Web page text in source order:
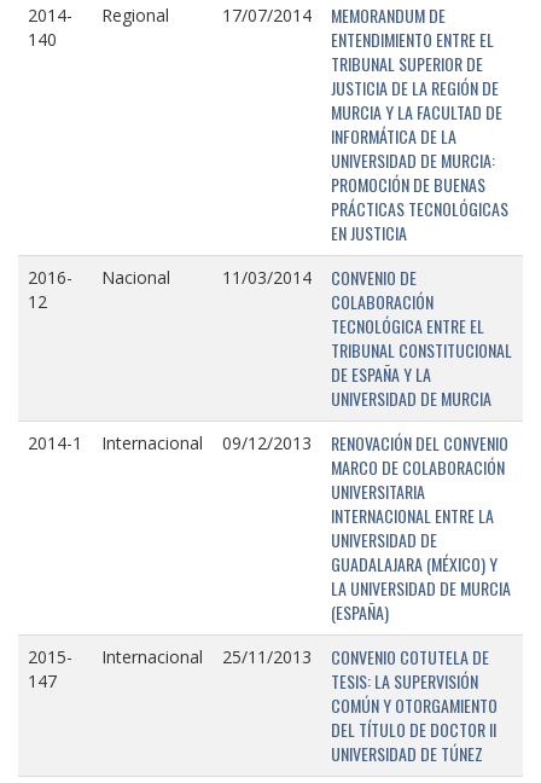
2014-
140
Regional 17/07/2014
MEMORANDUM DE
ENTENDIMIENTO ENTRE EL
TRIBUNAL SUPERIOR DE
JUSTICIA DE LA REGIÓN DE
MURCIA Y LA FACULTAD DE
INFORMÁTICA DE LA
UNIVERSIDAD DE MURCIA:
PROMOCIÓN DE BUENAS
PRÁCTICAS TECNOLÓGICAS
EN JUSTICIA
2016-
12
Nacional 11/03/2014
CONVENIO DE
COLABORACIÓN
TECNOLÓGICA ENTRE EL
TRIBUNAL CONSTITUCIONAL
DE ESPAÑA Y LA
UNIVERSIDAD DE MURCIA
2014-1 Internacional 09/12/2013
RENOVACIÓN DEL CONVENIO
MARCO DE COLABORACIÓN
UNIVERSITARIA
INTERNACIONAL ENTRE LA
UNIVERSIDAD DE
GUADALAJARA (MÉXICO) Y
LA UNIVERSIDAD DE MURCIA
(ESPAÑA)
2015-
147
Internacional 25/11/2013
CONVENIO COTUTELA DE
TESIS: LA SUPERVISIÓN
COMÚN Y OTORGAMIENTO
DEL TÍTULO DE DOCTOR II
UNIVERSIDAD DE TÚNEZ